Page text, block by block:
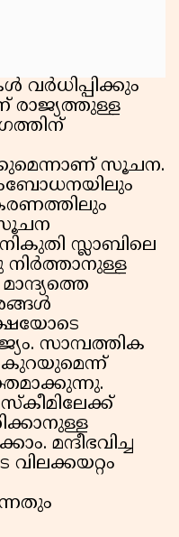
രാജ്യത്തുള്ള
സൂചന.
സ്ലാബിലെ
നിര്‍ത്താനുള്ള
സാമ്പത്തിക
കുറയുമെന്ന്
മന്ദീഭവിച്ച
വിലക്കയറ്റം